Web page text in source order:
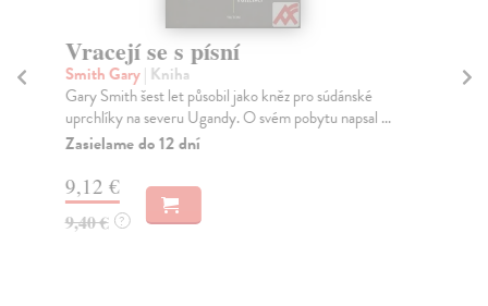
Vracejí se s písní
Smith Gary| Kniha
Gary Smith šest let působil jako kněz pro súdánské
uprchlíky na severu Ugandy. O svém pobytu napsal ...
Zasielame do 12 dní
9,12 €
9,40 € ?